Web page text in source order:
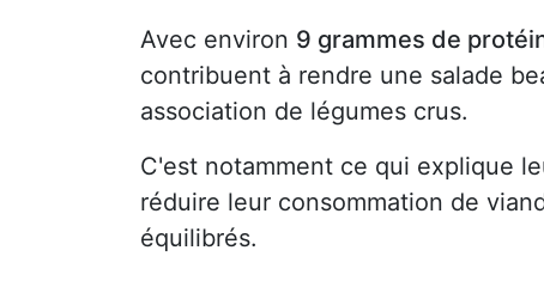
Avec environ 9 grammes de
contribuent à rendre une salade
association de légumes crus.
C'est notamment ce qui explique
réduire leur consommation de
équilibrés.